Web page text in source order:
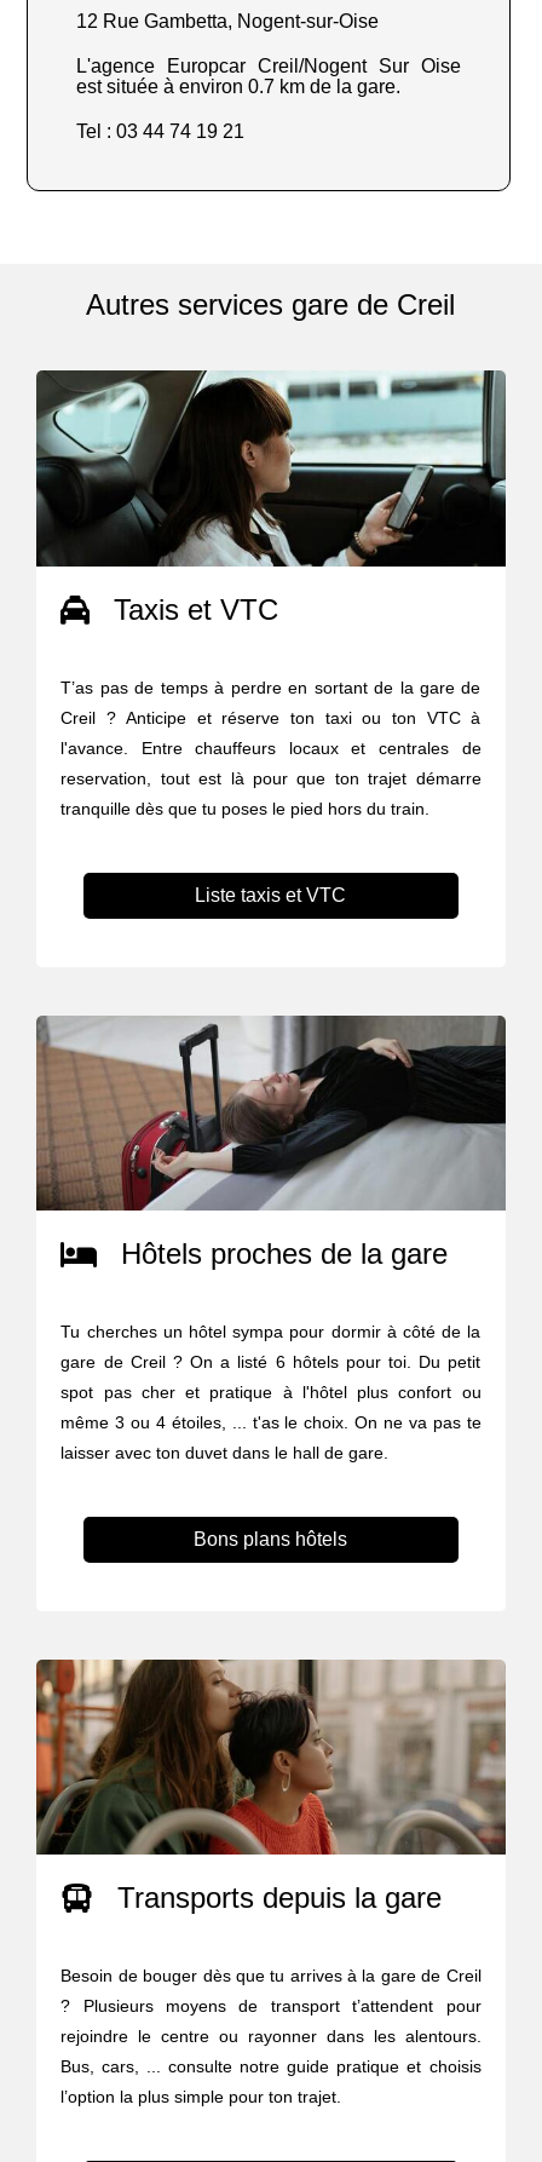
12 Rue Gambetta, Nogent-sur-Oise
L'agence Europcar Creil/Nogent Sur Oise
est située à environ 0.7 km de la gare.
Tel : 03 44 74 19 21
Autres services gare de Creil
Taxis et VTC
T’as pas de temps à perdre en sortant de la gare de
Creil ? Anticipe et réserve ton taxi ou ton VTC à
l'avance. Entre chauffeurs locaux et centrales de
reservation, tout est là pour que ton trajet démarre
tranquille dès que tu poses le pied hors du train.
Liste taxis et VTC
Hôtels proches de la gare
Tu cherches un hôtel sympa pour dormir à côté de la
gare de Creil ? On a listé 6 hôtels pour toi. Du petit
spot pas cher et pratique à l'hôtel plus confort ou
même 3 ou 4 étoiles, ... t'as le choix. On ne va pas te
laisser avec ton duvet dans le hall de gare.
Bons plans hôtels
Transports depuis la gare
Besoin de bouger dès que tu arrives à la gare de Creil
? Plusieurs moyens de transport t’attendent pour
rejoindre le centre ou rayonner dans les alentours.
Bus, cars, ... consulte notre guide pratique et choisis
l’option la plus simple pour ton trajet.